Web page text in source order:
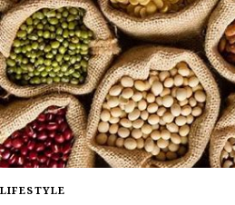
LIFESTYLE